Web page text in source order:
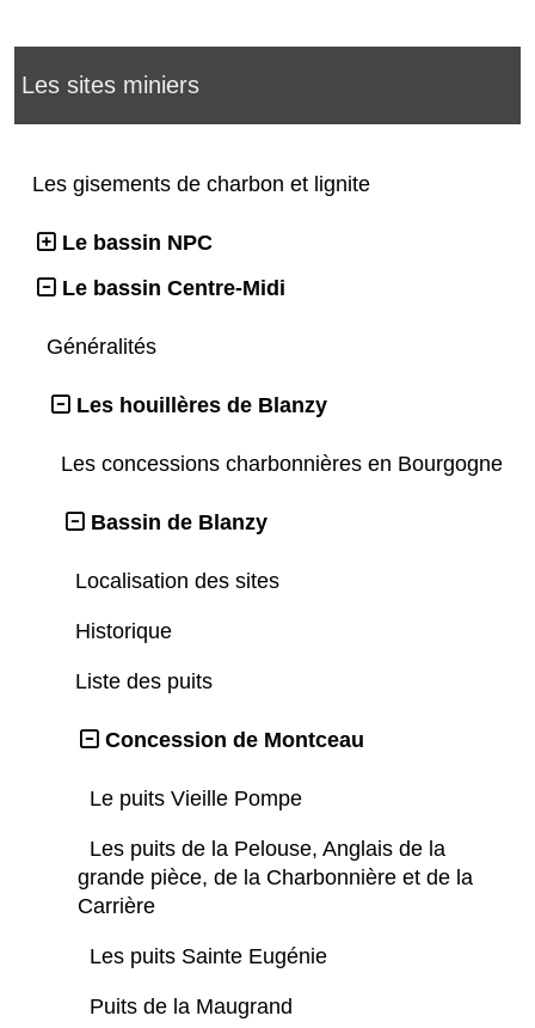
Les sites miniers
Les gisements de charbon et lignite
Le bassin NPC
Le bassin Centre-Midi
Généralités
Les houillères de Blanzy
Les concessions charbonnières en Bourgogne
Bassin de Blanzy
Localisation des sites
Historique
Liste des puits
Concession de Montceau
Le puits Vieille Pompe
Les puits de la Pelouse, Anglais de la
grande pièce, de la Charbonnière et de la
Carrière
Les puits Sainte Eugénie
Puits de la Maugrand